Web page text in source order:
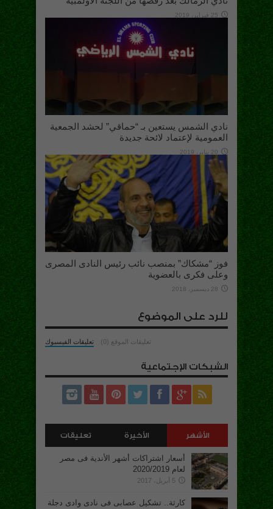
25 فبراير، 2019
نادي الشمس يستعين بـ “حماقي” لحشد الجمعية
العمومية لإعتماد لائحة جديدة
20 يناير، 2019
فوز “مشكاك” بمنصب نائب رئيس النادى المصرى
وعلى فكرى بالعضوية
28 ديسمبر، 2018
للرد على الموضوع
تعليقات الفيسبوك تعليقات الموقع (0)
الشبكات الإجتماعية
الأشهر الأخيرة تعليقات
أسعار اشتراكات أشهر الأندية فى مصر
لعام 2020/2019
5 أبريل، 2017
كارثة.. تشكيل عصابى فى نادى وادى دجلة